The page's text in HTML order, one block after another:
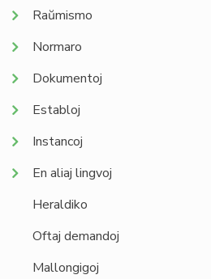
Raŭmismo
Normaro
Dokumentoj
Establoj
Instancoj
En aliaj lingvoj
Heraldiko
Oftaj demandoj
Mallongigoj